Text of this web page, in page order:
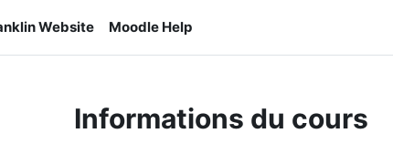
Website Moodle Help
Informations du cours